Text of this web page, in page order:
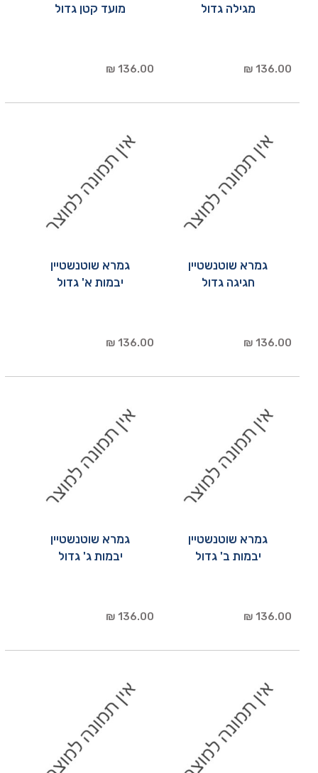
מגילה גדול
136.00 ₪
מועד קטן גדול
136.00 ₪
גמרא שוטנשטיין
חגיגה גדול
136.00 ₪
גמרא שוטנשטיין
יבמות א' גדול
136.00 ₪
גמרא שוטנשטיין
יבמות ב' גדול
136.00 ₪
גמרא שוטנשטיין
יבמות ג' גדול
136.00 ₪